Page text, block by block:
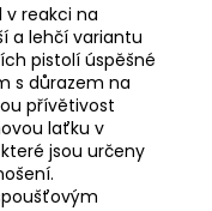
v reakci na
a lehčí variantu
pistolí úspěšné
s důrazem na
přívětivost
laťku v
jsou určeny